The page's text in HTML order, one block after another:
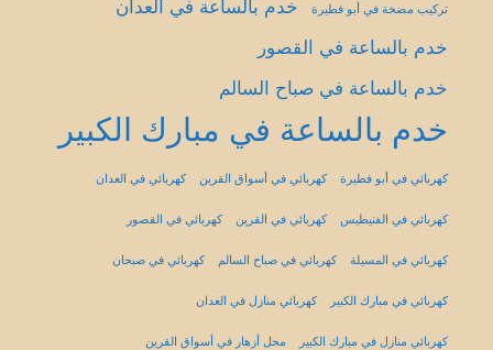
تركيب مضخة في أبو فطيرة
خدم بالساعة في العدان
خدم بالساعة في القصور
خدم بالساعة في صباح السالم
خدم بالساعة في مبارك الكبير
كهربائي في أبو فطيرة كهربائي في أسواق القرين كهربائي في العدان
كهربائي في الفنيطيس كهربائي في القرين كهربائي في القصور
كهربائي في المسيلة كهربائي في صباح السالم كهربائي في صبحان
كهربائي في مبارك الكبير كهربائي منازل في العدان
كهربائي منازل في مبارك الكبير محل أزهار في أسواق القرين